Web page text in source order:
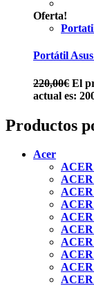
Oferta!
Portátil
220,00€ El
actual es:
Productos
Acer
ACER
ACER
ACER
ACER
ACER
ACER
ACER